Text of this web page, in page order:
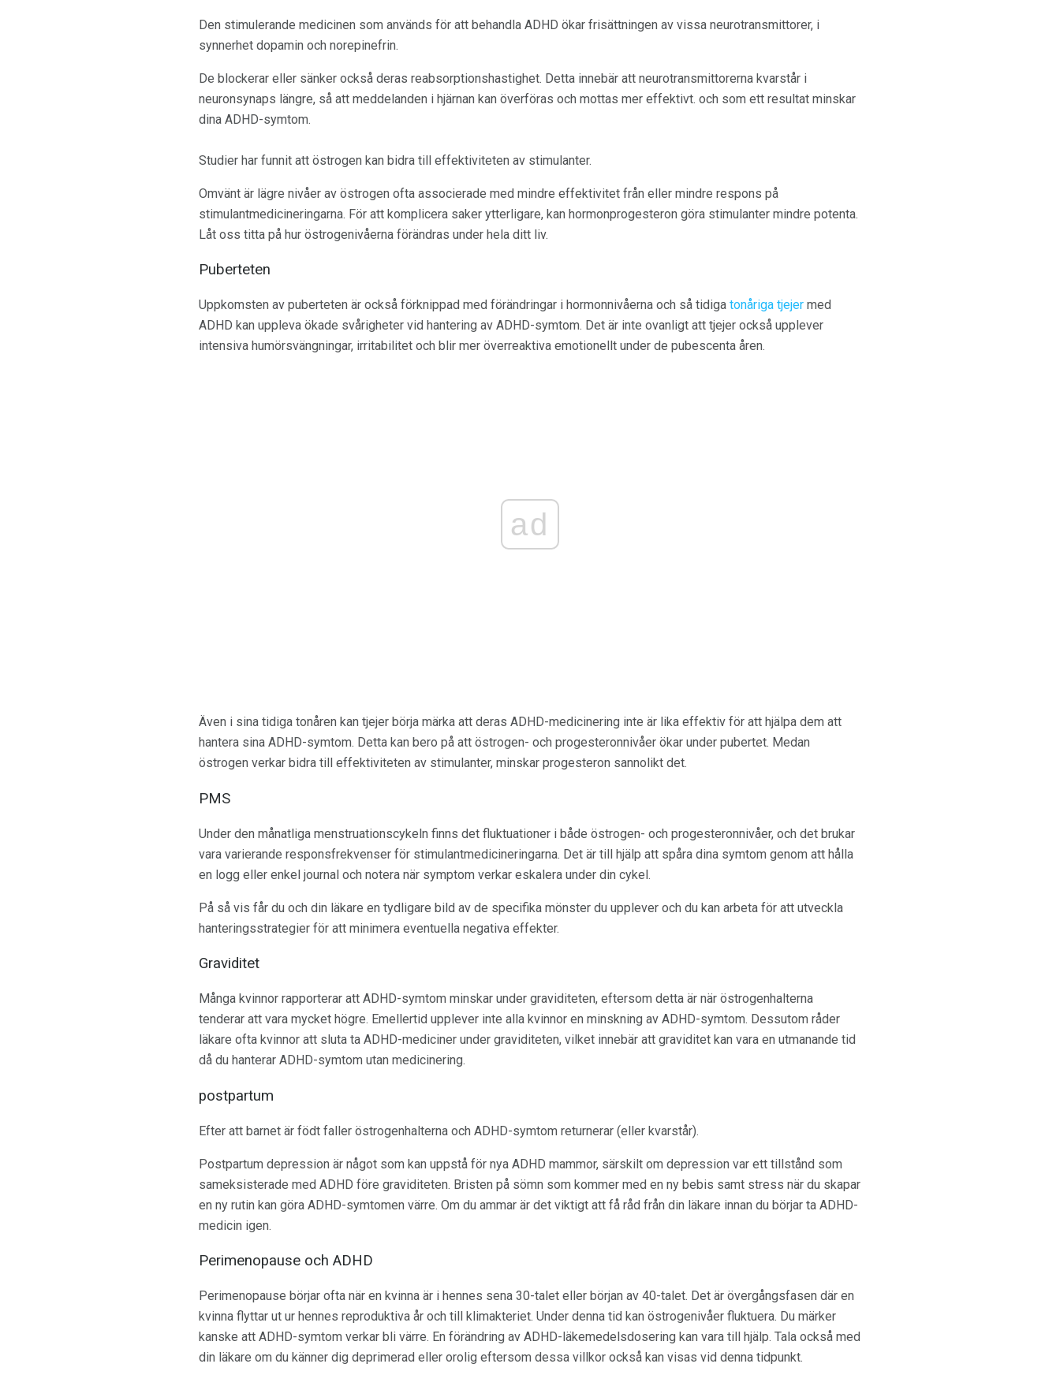
Den stimulerande medicinen som används för att behandla ADHD ökar frisättningen av vissa neurotransmittorer, i
synnerhet dopamin och norepinefrin.
De blockerar eller sänker också deras reabsorptionshastighet. Detta innebär att neurotransmittorerna kvarstår i
neuronsynaps längre, så att meddelanden i hjärnan kan överföras och mottas mer effektivt. och som ett resultat minskar
dina ADHD-symtom.
Studier har funnit att östrogen kan bidra till effektiviteten av stimulanter.
Omvänt är lägre nivåer av östrogen ofta associerade med mindre effektivitet från eller mindre respons på
stimulantmedicineringarna. För att komplicera saker ytterligare, kan hormonprogesteron göra stimulanter mindre potenta.
Låt oss titta på hur östrogenivåerna förändras under hela ditt liv.
Puberteten
Uppkomsten av puberteten är också förknippad med förändringar i hormonnivåerna och så tidiga tonåriga tjejer med
ADHD kan uppleva ökade svårigheter vid hantering av ADHD-symtom. Det är inte ovanligt att tjejer också upplever
intensiva humörsvängningar, irritabilitet och blir mer överreaktiva emotionellt under de pubescenta åren.
ad
Även i sina tidiga tonåren kan tjejer börja märka att deras ADHD-medicinering inte är lika effektiv för att hjälpa dem att
hantera sina ADHD-symtom. Detta kan bero på att östrogen- och progesteronnivåer ökar under pubertet. Medan
östrogen verkar bidra till effektiviteten av stimulanter, minskar progesteron sannolikt det.
PMS
Under den månatliga menstruationscykeln finns det fluktuationer i både östrogen- och progesteronnivåer, och det brukar
vara varierande responsfrekvenser för stimulantmedicineringarna. Det är till hjälp att spåra dina symtom genom att hålla
en logg eller enkel journal och notera när symptom verkar eskalera under din cykel.
På så vis får du och din läkare en tydligare bild av de specifika mönster du upplever och du kan arbeta för att utveckla
hanteringsstrategier för att minimera eventuella negativa effekter.
Graviditet
Många kvinnor rapporterar att ADHD-symtom minskar under graviditeten, eftersom detta är när östrogenhalterna
tenderar att vara mycket högre. Emellertid upplever inte alla kvinnor en minskning av ADHD-symtom. Dessutom råder
läkare ofta kvinnor att sluta ta ADHD-mediciner under graviditeten, vilket innebär att graviditet kan vara en utmanande tid
då du hanterar ADHD-symtom utan medicinering.
postpartum
Efter att barnet är födt faller östrogenhalterna och ADHD-symtom returnerar (eller kvarstår).
Postpartum depression är något som kan uppstå för nya ADHD mammor, särskilt om depression var ett tillstånd som
sameksisterade med ADHD före graviditeten. Bristen på sömn som kommer med en ny bebis samt stress när du skapar
en ny rutin kan göra ADHD-symtomen värre. Om du ammar är det viktigt att få råd från din läkare innan du börjar ta ADHD-
medicin igen.
Perimenopause och ADHD
Perimenopause börjar ofta när en kvinna är i hennes sena 30-talet eller början av 40-talet. Det är övergångsfasen där en
kvinna flyttar ut ur hennes reproduktiva år och till klimakteriet. Under denna tid kan östrogenivåer fluktuera. Du märker
kanske att ADHD-symtom verkar bli värre. En förändring av ADHD-läkemedelsdosering kan vara till hjälp. Tala också med
din läkare om du känner dig deprimerad eller orolig eftersom dessa villkor också kan visas vid denna tidpunkt.